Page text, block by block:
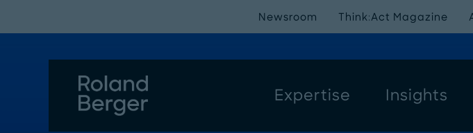
Expertise Insights
Newsroom Think:Act Magazine